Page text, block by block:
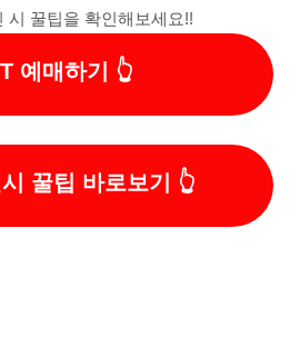
시 꿀팁을 확인해보세요!!
예매하기
꿀팁 바로보기